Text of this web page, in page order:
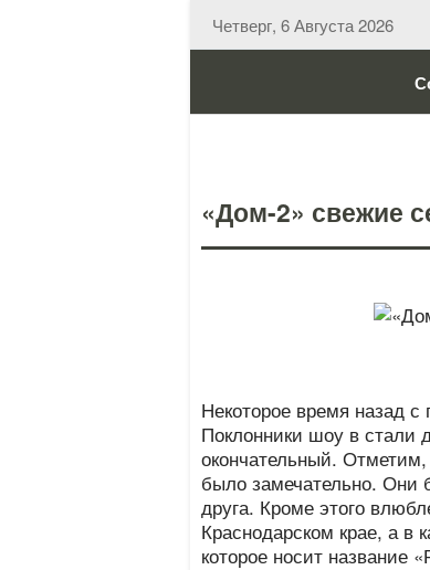
Четверг, 6 Августа 2026
«Дом-2» свежие
Некоторое время назад
Поклонники шоу в стали
окончательный.
было замечательно. Они
друга. Кроме этого
Краснодарском крае, а в
которое носит название